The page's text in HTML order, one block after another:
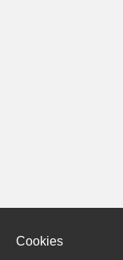
Cookies